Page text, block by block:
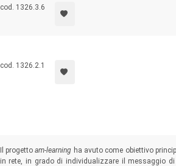
cod. 1326.3.6
cod. 1326.2.1
Il progettoam-learning ha avuto come obiettivo
in rete, in grado di individualizzare il messaggio